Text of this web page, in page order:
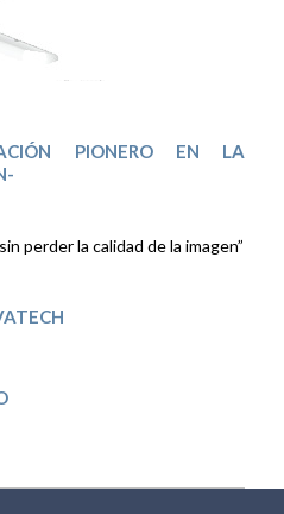
PIONERO EN LA
perder la calidad de la imagen”